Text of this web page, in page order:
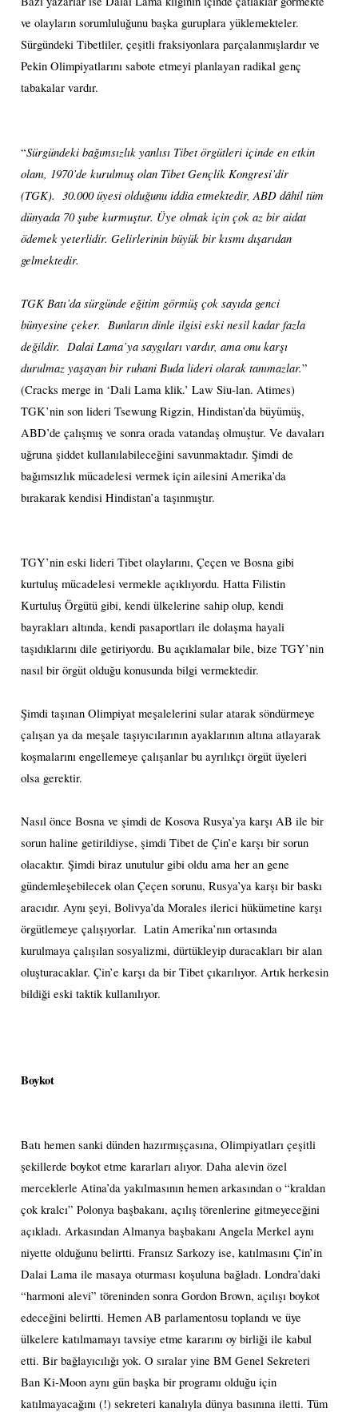
ve olayların sorumluluğunu başka guruplara yüklemekteler.
Sürgündeki Tibetliler, çeşitli fraksiyonlara parçalanmışlardır ve
Pekin Olimpiyatlarını sabote etmeyi planlayan radikal genç
tabakalar vardır.
“Sürgündeki bağımsızlık yanlısı Tibet örgütleri içinde en etkin
olanı, 1970’de kurulmuş olan Tibet Gençlik Kongresi’dir
(TGK). 30.000 üyesi olduğunu iddia etmektedir, ABD dâhil tüm
dünyada 70 şube kurmuştur. Üye olmak için çok az bir aidat
ödemek yeterlidir. Gelirlerinin büyük bir kısmı dışarıdan
gelmektedir.
TGK Batı’da sürgünde eğitim görmüş çok sayıda genci
bünyesine çeker. Bunların dinle ilgisi eski nesil kadar fazla
değildir. Dalai Lama’ya saygıları vardır, ama onu karşı
durulmaz yaşayan bir ruhani Buda lideri olarak tanımazlar.”
(Cracks merge in ‘Dali Lama klik.’ Law Siu-lan. Atimes)
TGK’nin son lideri Tsewung Rigzin, Hindistan’da büyümüş,
ABD’de çalışmış ve sonra orada vatandaş olmuştur. Ve davaları
uğruna şiddet kullanılabileceğini savunmaktadır. Şimdi de
bağımsızlık mücadelesi vermek için ailesini Amerika’da
bırakarak kendisi Hindistan’a taşınmıştır.
TGY’nin eski lideri Tibet olaylarını, Çeçen ve Bosna gibi
kurtuluş mücadelesi vermekle açıklıyordu. Hatta Filistin
Kurtuluş Örgütü gibi, kendi ülkelerine sahip olup, kendi
bayrakları altında, kendi pasaportları ile dolaşma hayali
taşıdıklarını dile getiriyordu. Bu açıklamalar bile, bize TGY’nin
nasıl bir örgüt olduğu konusunda bilgi vermektedir.
Şimdi taşınan Olimpiyat meşalelerini sular atarak söndürmeye
çalışan ya da meşale taşıyıcılarının ayaklarının altına atlayarak
koşmalarını engellemeye çalışanlar bu ayrılıkçı örgüt üyeleri
olsa gerektir.
Nasıl önce Bosna ve şimdi de Kosova Rusya’ya karşı AB ile bir
sorun haline getirildiyse, şimdi Tibet de Çin’e karşı bir sorun
olacaktır. Şimdi biraz unutulur gibi oldu ama her an gene
gündemleşebilecek olan Çeçen sorunu, Rusya’ya karşı bir baskı
aracıdır. Aynı şeyi, Bolivya’da Morales ilerici hükümetine karşı
örgütlemeye çalışıyorlar. Latin Amerika’nın ortasında
kurulmaya çalışılan sosyalizmi, dürtükleyip duracakları bir alan
oluşturacaklar. Çin’e karşı da bir Tibet çıkarılıyor. Artık herkesin
bildiği eski taktik kullanılıyor.
Boykot
Batı hemen sanki dünden hazırmışçasına, Olimpiyatları çeşitli
şekillerde boykot etme kararları alıyor. Daha alevin özel
merceklerle Atina’da yakılmasının hemen arkasından o “kraldan
çok kralcı” Polonya başbakanı, açılış törenlerine gitmeyeceğini
açıkladı. Arkasından Almanya başbakanı Angela Merkel aynı
niyette olduğunu belirtti. Fransız Sarkozy ise, katılmasını Çin’in
Dalai Lama ile masaya oturması koşuluna bağladı. Londra’daki
“harmoni alevi” töreninden sonra Gordon Brown, açılışı boykot
edeceğini belirtti. Hemen AB parlamentosu toplandı ve üye
ülkelere katılmamayı tavsiye etme kararını oy birliği ile kabul
etti. Bir bağlayıcılığı yok. O sıralar yine BM Genel Sekreteri
Ban Ki-Moon aynı gün başka bir programı olduğu için
katılmayacağını (!) sekreteri kanalıyla dünya basınına iletti. Tüm